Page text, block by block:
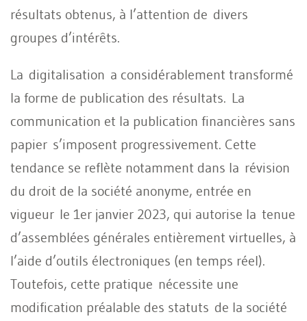
résultats obtenus, à l’attention de divers
groupes d’intérêts.
La digitalisation a considérablement transformé
la forme de publication des résultats. La
communication et la publication financières sans
papier s’imposent progressivement. Cette
tendance se reflète notamment dans la révision
du droit de la société anonyme, entrée en
vigueur le 1er janvier 2023, qui autorise la tenue
d’assemblées générales entièrement virtuelles, à
l’aide d’outils électroniques (en temps réel).
Toutefois, cette pratique nécessite une
modification préalable des statuts de la société